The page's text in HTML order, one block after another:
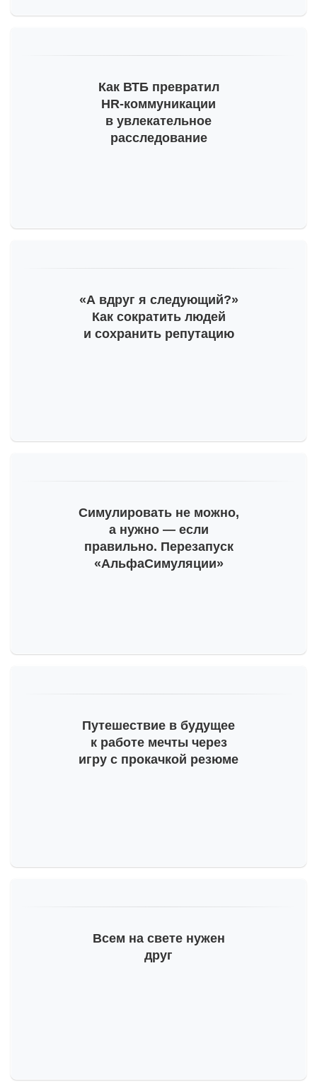
Как ВТБ превратил
HR-коммуникации
в увлекательное
расследование
«А вдруг я следующий?»
Как сократить людей
и сохранить репутацию
Симулировать не можно,
а нужно — если
правильно. Перезапуск
«АльфаСимуляции»
Путешествие в будущее
к работе мечты через
игру с прокачкой резюме
Всем на свете нужен
друг